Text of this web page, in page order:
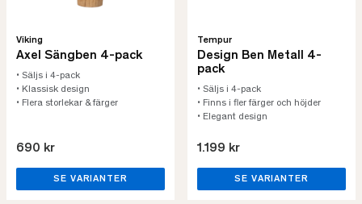
Viking
Axel Sängben 4-pack
• Säljs i 4-pack
• Klassisk design
• Flera storlekar & färger
690 kr
SE VARIANTER
Tempur
Design Ben Metall 4-
pack
• Säljs i 4-pack
• Finns i fler färger och höjder
• Elegant design
1.199 kr
SE VARIANTER